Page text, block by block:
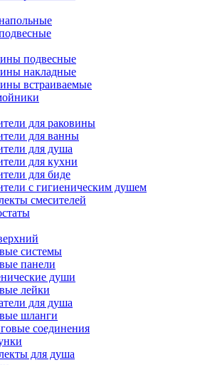
подвесные
накладные
встраиваемые
для раковины
для ванны
для душа
для кухни
для биде
с гигиеническим душем
смесителей
системы
панели
души
лейки
для душа
шланги
соединения
для душа